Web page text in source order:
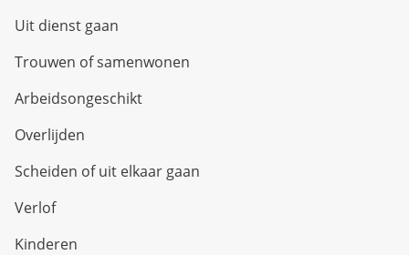
Uit dienst gaan
Trouwen of samenwonen
Arbeidsongeschikt
Overlijden
Scheiden of uit elkaar gaan
Verlof
Kinderen